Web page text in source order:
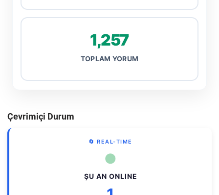
1,257
TOPLAM YORUM
Çevrimiçi Durum
🔄 REAL-TIME
●
ŞU AN ONLINE